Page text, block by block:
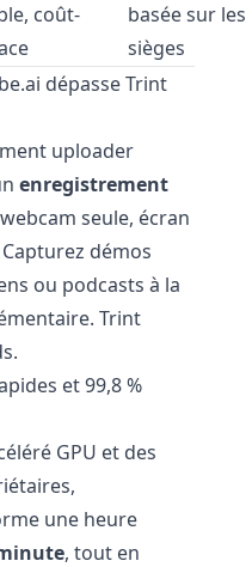
coût-
basée sur les
sièges
dépasse Trint
uploader
enregistrement
seule, écran
démos
ou podcasts à la
Trint
et 99,8 %
GPU et des
une heure
, tout en